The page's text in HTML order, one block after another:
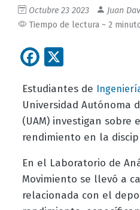
Octubre 23 2023
Juan
Tiempo de lectura ~ 2
Facebook
Estudiantes de
Universidad Autónoma
(UAM) investigan
rendimiento en la
En el Laboratorio de
Movimiento se llevó a
relacionada con el